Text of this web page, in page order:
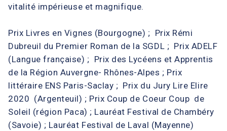
vitalité impérieuse et magnifique.
Prix Livres en Vignes (Bourgogne) ; Prix Rémi
Dubreuil du Premier Roman de la SGDL ; Prix ADELF
(Langue française) ; Prix des Lycéens et Apprentis
de la Région Auvergne- Rhônes-Alpes ; Prix
littéraire ENS Paris-Saclay ; Prix du Jury Lire Elire
2020 (Argenteuil) ; Prix Coup de Coeur Coup de
Soleil (région Paca) ; Lauréat Festival de Chambéry
(Savoie) ; Lauréat Festival de Laval (Mayenne)